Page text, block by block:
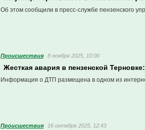
Об этом сообщили в пресс-службе пензенского
Проиcшествия 8 ноября 2025, 10:00
Жесткая авария в пензенской
Информация о ДТП размещена в одном из
Проиcшествия 16 октября 2025, 12:43